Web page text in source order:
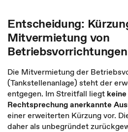
Entscheidung:
Mitvermietung von
Betriebsvorrichtungen
Die Mitvermietung der
(Tankstellenanlage) steht der
entgegen. Im Streitfall liegt
Rechtsprechung anerkannte
einer erweiterten Kürzung vor.
daher als unbegründet